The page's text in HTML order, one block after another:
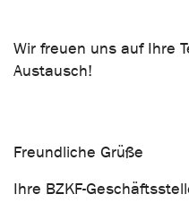
Wir freuen uns auf Ihre
Austausch!
Freundliche Grüße
Ihre BZKF-